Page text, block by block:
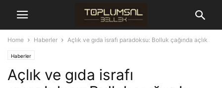
Home Haberler Açlık ve gıda israfı paradoksu: Bolluk çağında açlık
Haberler
Açlık ve gıda israfı